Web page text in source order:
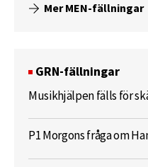
Mer MEN-fällningar
GRN-fällningar
Musikhjälpen fälls för
P1 Morgons fråga om